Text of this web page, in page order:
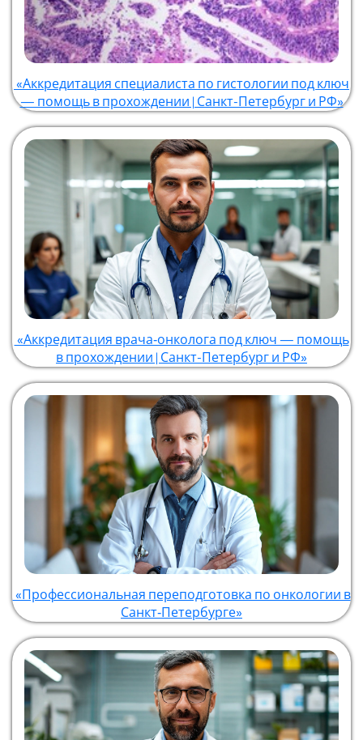
«Аккредитация специалиста по гистологии под ключ
— помощь в прохождении | Санкт-Петербург и РФ»
«Аккредитация врача‑онколога под ключ — помощь
в прохождении | Санкт-Петербург и РФ»
«Профессиональная переподготовка по онкологии в
Санкт‑Петербурге»